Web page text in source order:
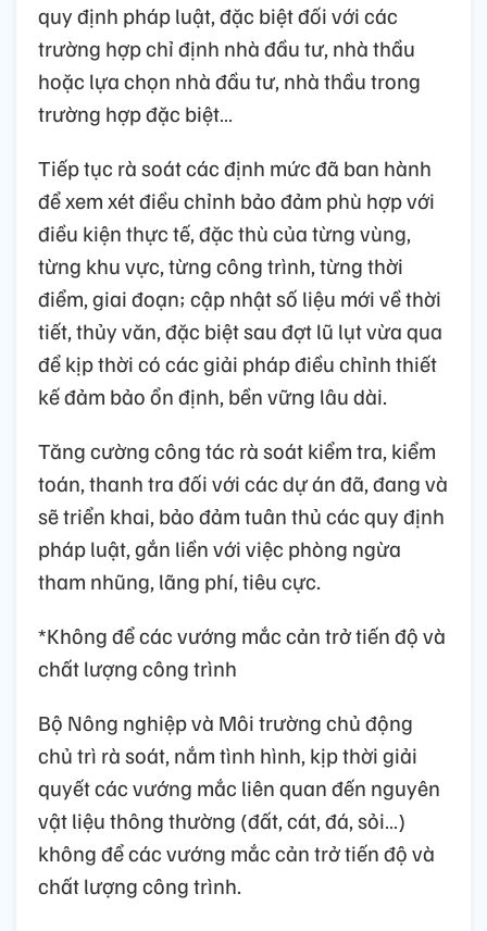
quy định pháp luật, đặc biệt đối với các
trường hợp chỉ định nhà đầu tư, nhà thầu
hoặc lựa chọn nhà đầu tư, nhà thầu trong
trường hợp đặc biệt…
Tiếp tục rà soát các định mức đã ban hành
để xem xét điều chỉnh bảo đảm phù hợp với
điều kiện thực tế, đặc thù của từng vùng,
từng khu vực, từng công trình, từng thời
điểm, giai đoạn; cập nhật số liệu mới về thời
tiết, thủy văn, đặc biệt sau đợt lũ lụt vừa qua
để kịp thời có các giải pháp điều chỉnh thiết
kế đảm bảo ổn định, bền vững lâu dài.
Tăng cường công tác rà soát kiểm tra, kiểm
toán, thanh tra đối với các dự án đã, đang và
sẽ triển khai, bảo đảm tuân thủ các quy định
pháp luật, gắn liền với việc phòng ngừa
tham nhũng, lãng phí, tiêu cực.
*Không để các vướng mắc cản trở tiến độ và
chất lượng công trình
Bộ Nông nghiệp và Môi trường chủ động
chủ trì rà soát, nắm tình hình, kịp thời giải
quyết các vướng mắc liên quan đến nguyên
vật liệu thông thường (đất, cát, đá, sỏi…)
không để các vướng mắc cản trở tiến độ và
chất lượng công trình.